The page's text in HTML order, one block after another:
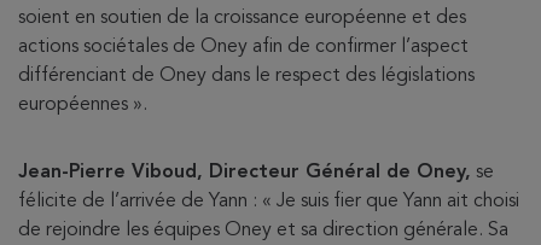
soient en soutien de la croissance européenne et des
actions sociétales de Oney afin de confirmer l’aspect
différenciant de Oney dans le respect des législations
européennes ».
Jean-Pierre Viboud, Directeur Général de Oney, se
félicite de l’arrivée de Yann : « Je suis fier que Yann ait choisi
de rejoindre les équipes Oney et sa direction générale. Sa